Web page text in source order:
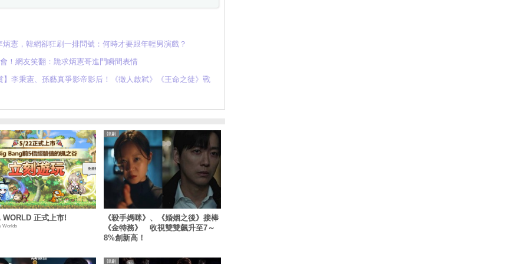
憲，韓網卻狂刷一排問號：何時才要跟年輕男演戲？
！網友笑翻：跪求炳憲哥進門瞬間表情
李秉憲、孫藝真爭影帝影后！《徵人啟弒》《王命之徒》戰
WORLD 正式上市!
Worlds
《殺手媽咪》、《婚姻之後》接棒
《金特務》 收視雙雙飆升至7～
8%創新高！
韓劇
韓劇